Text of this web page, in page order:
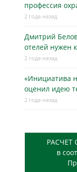
профессия
2 года назад
Дмитрий
отелей нужен
2 года назад
«Инициатива
оценил идею
2 года назад
в